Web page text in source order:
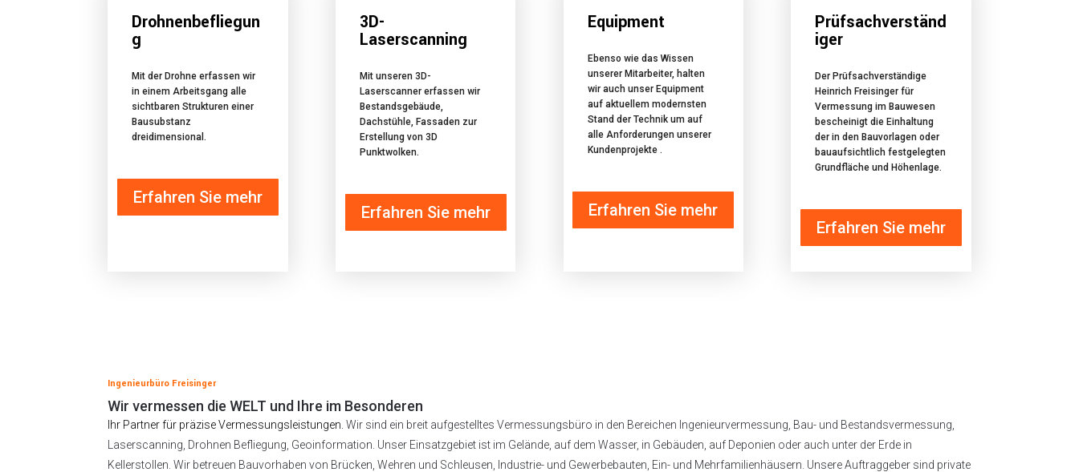
Drohnenbefliegun
g
Mit der Drohne erfassen wir
in einem Arbeitsgang alle
sichtbaren Strukturen einer
Bausubstanz
dreidimensional.
Erfahren Sie mehr
3D-
Laserscanning
Mit unseren 3D-
Laserscanner erfassen wir
Bestandsgebäude,
Dachstühle, Fassaden zur
Erstellung von 3D
Punktwolken.
Erfahren Sie mehr
Equipment
Ebenso wie das Wissen
unserer Mitarbeiter, halten
wir auch unser Equipment
auf aktuellem modernsten
Stand der Technik um auf
alle Anforderungen unserer
Kundenprojekte .
Erfahren Sie mehr
Prüfsachverständ
iger
Der Prüfsachverständige
Heinrich Freisinger für
Vermessung im Bauwesen
bescheinigt die Einhaltung
der in den Bauvorlagen oder
bauaufsichtlich festgelegten
Grundfläche und Höhenlage.
Erfahren Sie mehr
Ingenieurbüro Freisinger
Wir vermessen die WELT und Ihre im Besonderen
Ihr Partner für präzise Vermessungsleistungen.Wir sind ein breit aufgestelltes Vermessungsbüro in den Bereichen Ingenieurvermessung, Bau- und Bestandsvermessung,
Laserscanning, Drohnen Befliegung, Geoinformation. Unser Einsatzgebiet ist im Gelände, auf dem Wasser, in Gebäuden, auf Deponien oder auch unter der Erde in
Kellerstollen. Wir betreuen Bauvorhaben von Brücken, Wehren und Schleusen, Industrie- und Gewerbebauten, Ein- und Mehrfamilienhäusern. Unsere Auftraggeber sind private